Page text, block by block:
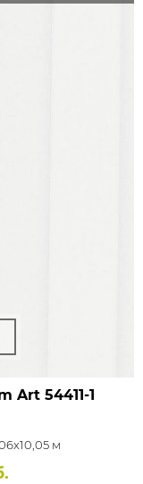
Art 54411-1
м